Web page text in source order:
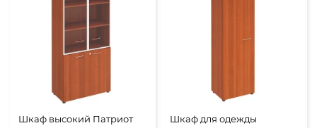
Шкаф высокий Патриот
Шкаф для одежды